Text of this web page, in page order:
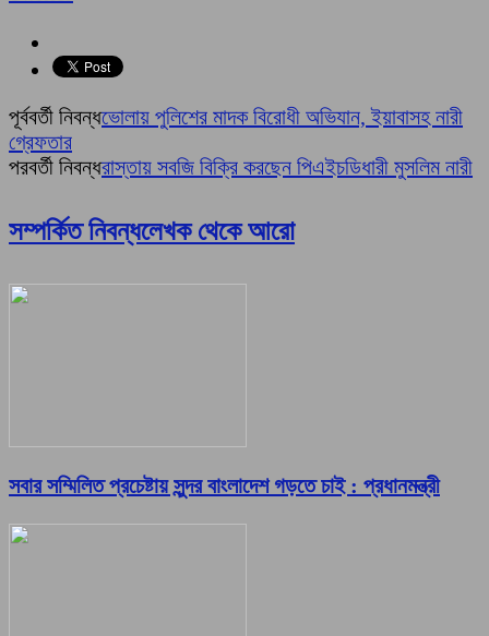
পূর্ববর্তী নিবন্ধভোলায় পুলিশের মাদক বিরোধী অভিযান, ইয়াবাসহ নারী
গ্রেফতার
পরবর্তী নিবন্ধরাস্তায় সবজি বিক্রি করছেন পিএইচডিধারী মুসলিম নারী
সম্পর্কিত নিবন্ধলেখক থেকে আরো
সবার সম্মিলিত প্রচেষ্টায় সুন্দর বাংলাদেশ গড়তে চাই : প্রধানমন্ত্রী